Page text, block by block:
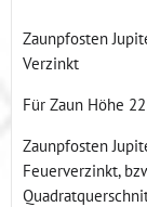
Zaunpfosten
Verzinkt
Für Zaun Höhe
Zaunpfosten
Feuerverzinkt,